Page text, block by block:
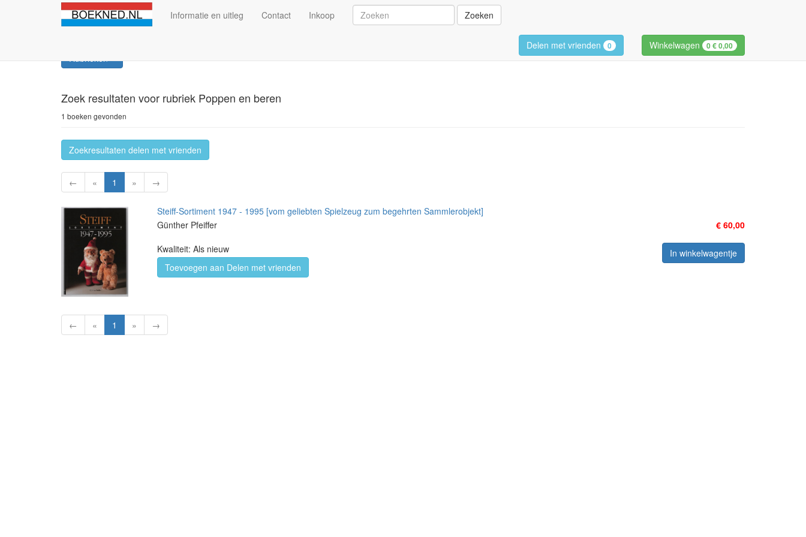
Informatie en uitleg Contact Inkoop Zoeken
Delen met vrienden 0 Winkelwagen 0€ 0,00
Rubrieken
Zoek resultaten voor rubriek Poppen en beren
1 boeken gevonden
Zoekresultaten delen met vrienden
← « 1 » →
Steiff-Sortiment 1947 - 1995 [vom geliebten Spielzeug zum begehrten Sammlerobjekt]
Günther Pfeiffer
€ 60,00
Kwaliteit: Als nieuw
In winkelwagentje
Toevoegen aan Delen met vrienden
← « 1 » →